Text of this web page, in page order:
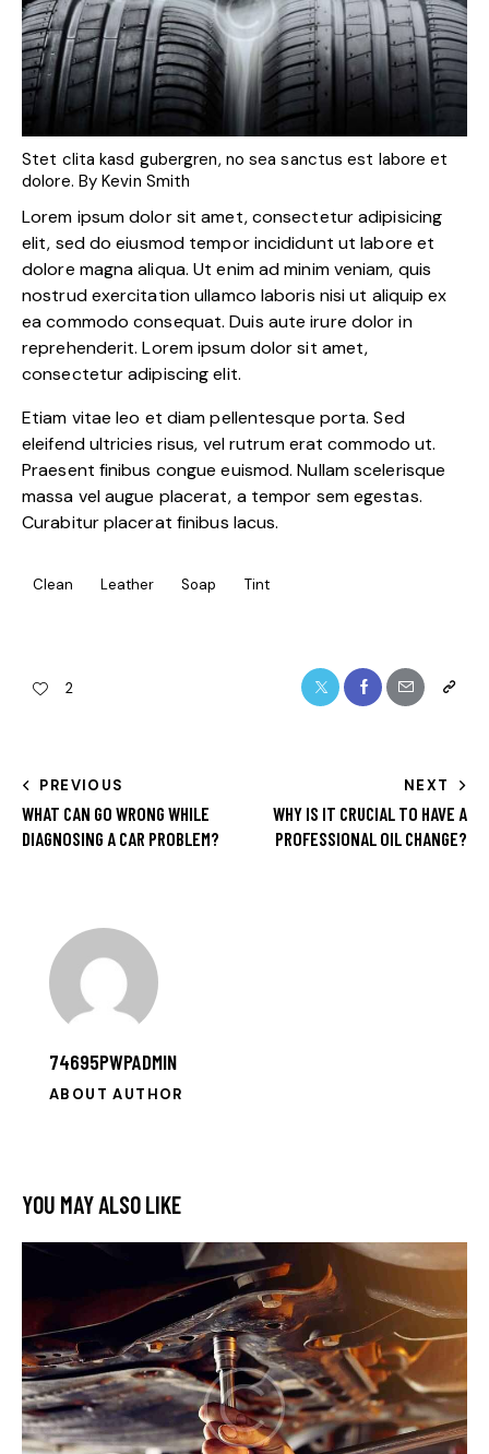
Stet clita kasd gubergren, no sea sanctus est labore et
dolore. ByKevin Smith
Lorem ipsum dolor sit amet, consectetur adipisicing
elit, sed do eiusmod tempor incididunt ut labore et
dolore magna aliqua. Ut enim ad minim veniam, quis
nostrud exercitation ullamco laboris nisi ut aliquip ex
ea commodo consequat. Duis aute irure dolor in
reprehenderit. Lorem ipsum dolor sit amet,
consectetur adipiscing elit.
Etiam vitae leo et diam pellentesque porta. Sed
eleifend ultricies risus, vel rutrum erat commodo ut.
Praesent finibus congue euismod. Nullam scelerisque
massa vel augue placerat, a tempor sem egestas.
Curabitur placerat finibus lacus.
Clean Leather Soap Tint
2
PREVIOUS
WHAT CAN GO WRONG WHILE
DIAGNOSING A CAR PROBLEM?
NEXT
WHY IS IT CRUCIAL TO HAVE A
PROFESSIONAL OIL CHANGE?
74695PWPADMIN
ABOUT AUTHOR
YOU MAY ALSO LIKE